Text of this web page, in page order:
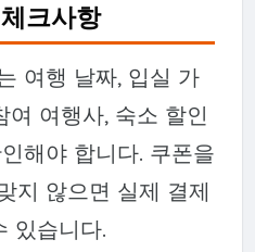
크사항
여행 날짜, 입실 가
여 여행사, 숙소 할인
해야 합니다. 쿠폰을
지 않으면 실제 결제
있습니다.